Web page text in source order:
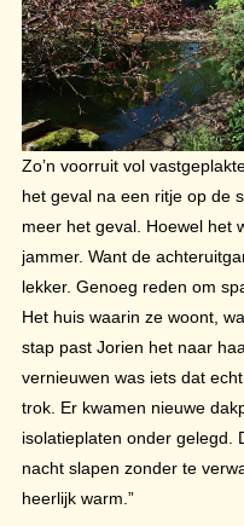
Zo’n voorruit vol
het geval na een ritje op de
meer het geval. Hoewel het
jammer. Want de
lekker. Genoeg reden om
Het huis waarin ze woont,
stap past Jorien het naar
vernieuwen was iets dat
trok. Er kwamen nieuwe
isolatieplaten onder gelegd.
nacht slapen zonder te
heerlijk warm.”